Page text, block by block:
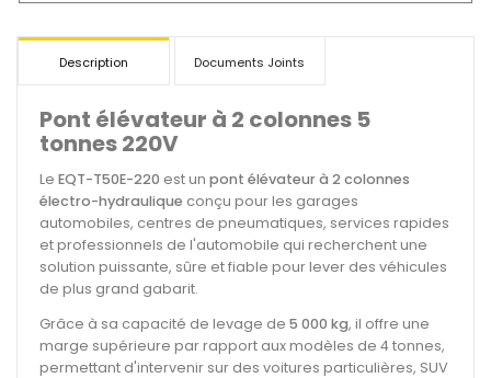
Description Documents Joints
Pont élévateur à 2 colonnes 5
tonnes 220V
Le EQT-T50E-220 est un pont élévateur à 2 colonnes
électro-hydraulique conçu pour les garages
automobiles, centres de pneumatiques, services rapides
et professionnels de l'automobile qui recherchent une
solution puissante, sûre et fiable pour lever des véhicules
de plus grand gabarit.
Grâce à sa capacité de levage de 5 000 kg, il offre une
marge supérieure par rapport aux modèles de 4 tonnes,
permettant d'intervenir sur des voitures particulières, SUV